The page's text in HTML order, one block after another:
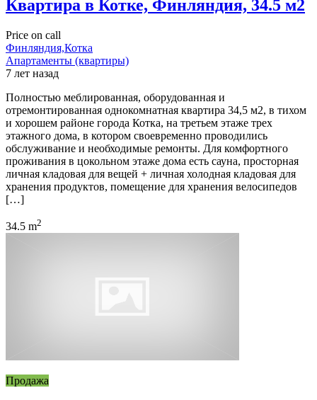
Квартира в Котке, Финляндия, 34.5 м2
Price on call
Финляндия,Котка
Апартаменты (квартиры)
7 лет назад
Полностью меблированная, оборудованная и
отремонтированная однокомнатная квартира 34,5 м2, в тихом
и хорошем районе города Котка, на третьем этаже трех
этажного дома, в котором своевременно проводились
обслуживание и необходимые ремонты. Для комфортного
проживания в цокольном этаже дома есть сауна, просторная
личная кладовая для вещей + личная холодная кладовая для
хранения продуктов, помещение для хранения велосипедов
[…]
34.5 m2
Продажа